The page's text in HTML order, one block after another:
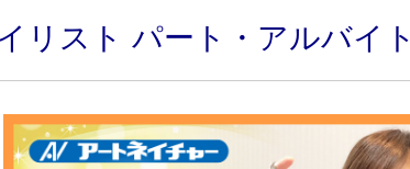
スト パート・アルバイト